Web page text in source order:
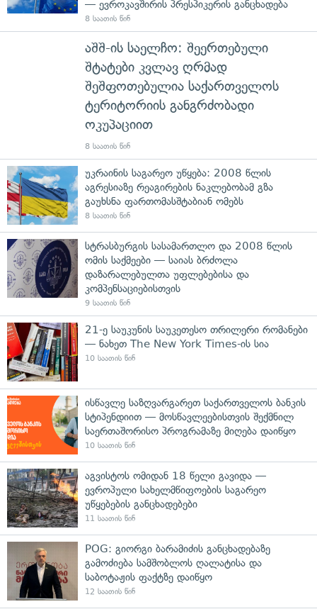
— ევროკავშირის პრესპიკერის განცხადება
8 საათის წინ
აშშ-ის საელჩო: შეერთებული
შტატები კვლავ ღრმად
შეშფოთებულია საქართველოს
ტერიტორიის განგრძობადი
ოკუპაციით
8 საათის წინ
უკრაინის საგარეო უწყება: 2008 წლის
აგრესიაზე რეაგირების ნაკლებობამ გზა
გაუხსნა ფართომასშტაბიან ომებს
8 საათის წინ
სტრასბურგის სასამართლო და 2008 წლის
ომის საქმეები — საიას ბრძოლა
დაზარალებულთა უფლებებისა და
კომპენსაციებისთვის
9 საათის წინ
21-ე საუკუნის საუკეთესო თრილერი რომანები
— ნახეთ The New York Times-ის სია
10 საათის წინ
ისწავლე საზღვარგარეთ საქართველოს ბანკის
სტიპენდიით — მოსწავლეებისთვის შექმნილ
საერთაშორისო პროგრამაზე მიღება დაიწყო
10 საათის წინ
აგვისტოს ომიდან 18 წელი გავიდა —
ევროპული სახელმწიფოების საგარეო
უწყებების განცხადებები
11 საათის წინ
POG: გიორგი ბარამიძის განცხადებაზე
გამოძიება სამშობლოს ღალატისა და
საბოტაჟის ფაქტზე დაიწყო
12 საათის წინ